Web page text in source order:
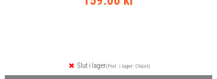
Slut i lager(Prel. i lager: Okänt)